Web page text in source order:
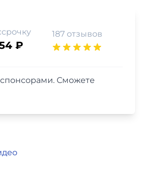
₽
187 отзывов
спонсорами. Сможете